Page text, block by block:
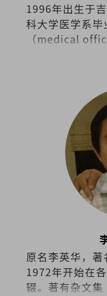
1996年出生于
科大学医学系
（medical
马作协副主席
时报文学奖、
文学奖等。长
洲周刊》2025
原名李英华，著
1972年开始在
辍。著有杂文